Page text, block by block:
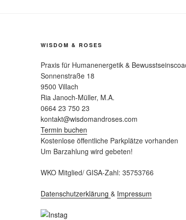
WISDOM & ROSES
Praxis für Humanenergetik &
Sonnenstraße 18
9500 Villach
Ria Janoch-Müller, M.A.
0664 23 750 23
kontakt@wisdomandroses.com
Termin buchen
Kostenlose öffentliche Parkplätze vorhanden
Um Barzahlung wird gebeten!
WKO Mitglied/ GISA-Zahl: 35753766
Datenschutzerklärung & Impressum